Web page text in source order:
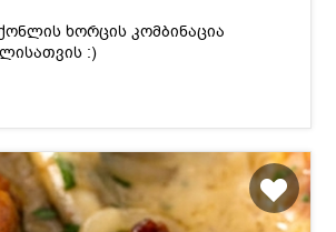
ხორცის კომბინაცია
:)